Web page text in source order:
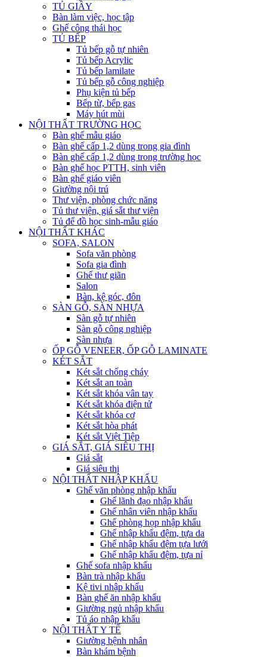
TỦ GIẦY
Bàn làm việc, học tập
Ghế công thái học
TỦ BẾP
Tủ bếp gỗ tự nhiên
Tủ bếp Acrylic
Tủ bếp lamilate
Tủ bếp gỗ công nghiệp
Phụ kiện tủ bếp
Bếp từ, bếp gas
Máy hút mùi
NỘI THẤT TRƯỜNG HỌC
Bàn ghế mẫu giáo
Bàn ghế cấp 1,2 dùng trong gia đình
Bàn ghế cấp 1,2 dùng trong trường học
Bàn ghế học PTTH, sinh viên
Bàn ghế giáo viên
Giường nội trú
Thư viện, phòng chức năng
Tủ thư viện, giá sắt thư viện
Tủ để đồ học sinh-mẫu giáo
NỘI THẤT KHÁC
SOFA, SALON
Sofa văn phòng
Sofa gia đình
Ghế thư giãn
Salon
Bàn, kệ góc, đôn
SÀN GỖ, SÀN NHỰA
Sàn gỗ tự nhiên
Sàn gỗ công nghiệp
Sàn nhựa
ỐP GỖ VENEER, ỐP GỖ LAMINATE
KÉT SẮT
Két sắt chống cháy
Két sắt an toàn
Két sắt khóa vân tay
Két sắt khóa điện tử
Két sắt khóa cơ
Két sắt hòa phát
Két sắt Việt Tiệp
GIÁ SẮT, GIÁ SIÊU THỊ
Giá sắt
Giá siêu thị
NỘI THẤT NHẬP KHẨU
Ghế văn phòng nhập khẩu
Ghế lãnh đạo nhập khẩu
Ghế nhân viên nhập khẩu
Ghế phòng họp nhập khẩu
Ghế nhập khẩu đệm, tựa da
Ghế nhập khẩu đệm tựa lưới
Ghế nhập khẩu đệm, tựa nỉ
Ghế sofa nhập khẩu
Bàn trà nhập khẩu
Kệ tivi nhập khẩu
Bàn ghế ăn nhập khẩu
Giường ngủ nhập khẩu
Tủ áo nhập khẩu
NỘI THẤT Y TẾ
Giường bệnh nhân
Bàn khám bệnh